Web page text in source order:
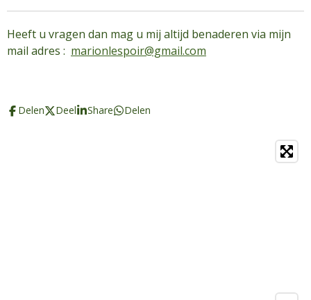
Heeft u vragen dan mag u mij altijd benaderen via mijn
mail adres : marionlespoir@gmail.com
Delen Deel Share Delen